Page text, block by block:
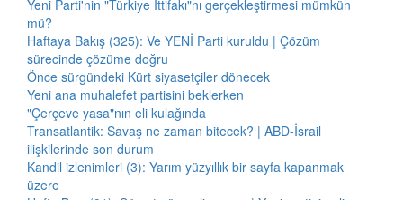
Yeni Parti'nin "Türkiye İttifakı"nı gerçekleştirmesi mümkün
mü?
Haftaya Bakış (325): Ve YENİ Parti kuruldu | Çözüm
sürecinde çözüme doğru
Önce sürgündeki Kürt siyasetçiler dönecek
Yeni ana muhalefet partisini beklerken
"Çerçeve yasa"nın eli kulağında
Transatlantik: Savaş ne zaman bitecek? | ABD-İsrail
ilişkilerinde son durum
Kandil izlenimleri (3): Yarım yüzyıllık bir sayfa kapanmak
üzere